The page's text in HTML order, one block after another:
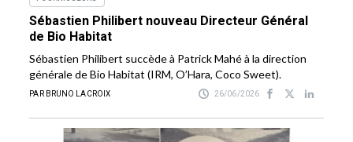
Sébastien Philibert nouveau Directeur Général
de Bio Habitat
Sébastien Philibert succède à Patrick Mahé à la direction
générale de Bio Habitat (IRM, O’Hara, Coco Sweet).
PAR BRUNO LACROIX 26/06/2026